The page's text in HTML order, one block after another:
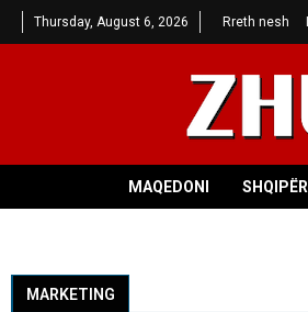
Thursday, August 6, 2026 Rreth nesh
MAQEDONI SHQIPËRI
MARKETING